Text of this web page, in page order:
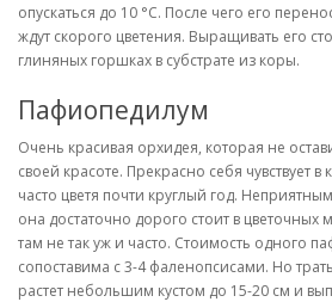
опускаться до 10 °С. После чего его
ждут скорого цветения. Выращивать его
глиняных горшках в субстрате из коры.
Пафиопедилум
Очень красивая орхидея, которая не
своей красоте. Прекрасно себя чувствует в
часто цветя почти круглый год.
она достаточно дорого стоит в цветочных
там не так уж и часто. Стоимость одного
сопоставима с 3-4 фаленопсисами. Но
растет небольшим кустом до 15-20 см и